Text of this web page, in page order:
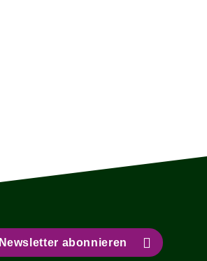
Newsletter abonnieren